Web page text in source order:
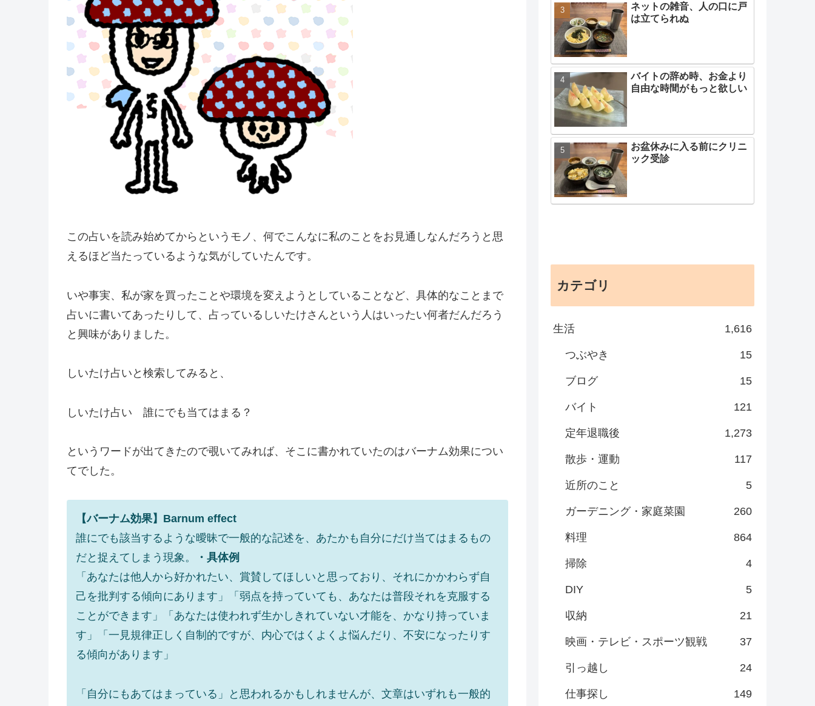
この占いを読み始めてからというモノ、何でこんなに私のことをお見通しなんだろうと思
えるほど当たっているような気がしていたんです。
いや事実、私が家を買ったことや環境を変えようとしていることなど、具体的なことまで
占いに書いてあったりして、占っているしいたけさんという人はいったい何者だんだろう
と興味がありました。
しいたけ占いと検索してみると、
しいたけ占い 誰にでも当てはまる？
というワードが出てきたので覗いてみれば、そこに書かれていたのはバーナム効果につい
てでした。
【バーナム効果】Barnum effect
誰にでも該当するような曖昧で一般的な記述を、あたかも自分にだけ当てはまるもの
だと捉えてしまう現象。
・具体例
「あなたは他人から好かれたい、賞賛してほしいと思っており、それにかかわらず自
己を批判する傾向にあります」「弱点を持っていても、あなたは普段それを克服する
ことができます」「あなたは使われず生かしきれていない才能を、かなり持っていま
す」「一見規律正しく自制的ですが、内心ではくよくよ悩んだり、不安になったりす
る傾向があります」
「自分にもあてはまっている」と思われるかもしれませんが、文章はいずれも一般的
ネットの雑音、人の口に戸
は立てられぬ
バイトの辞め時、お金より
自由な時間がもっと欲しい
お盆休みに入る前にクリニ
ック受診
カテゴリ
生活 1,616
つぶやき 15
ブログ 15
バイト 121
定年退職後 1,273
散歩・運動 117
近所のこと 5
ガーデニング・家庭菜園 260
料理 864
掃除 4
DIY 5
収納 21
映画・テレビ・スポーツ観戦 37
引っ越し 24
仕事探し 149